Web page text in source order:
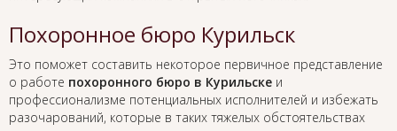
Похоронное бюро Курильск
Это поможет составить некоторое первичное представление
о работе похоронного бюро в Курильске и
профессионализме потенциальных исполнителей и избежать
разочарований, которые в таких тяжелых обстоятельствах